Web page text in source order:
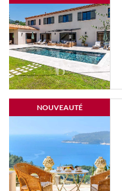
NOUVEAUTÉ